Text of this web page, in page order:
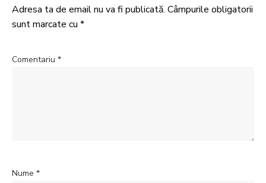
Adresa ta de email nu va fi publicată. Câmpurile obligatorii
sunt marcate cu *
Comentariu *
Nume *